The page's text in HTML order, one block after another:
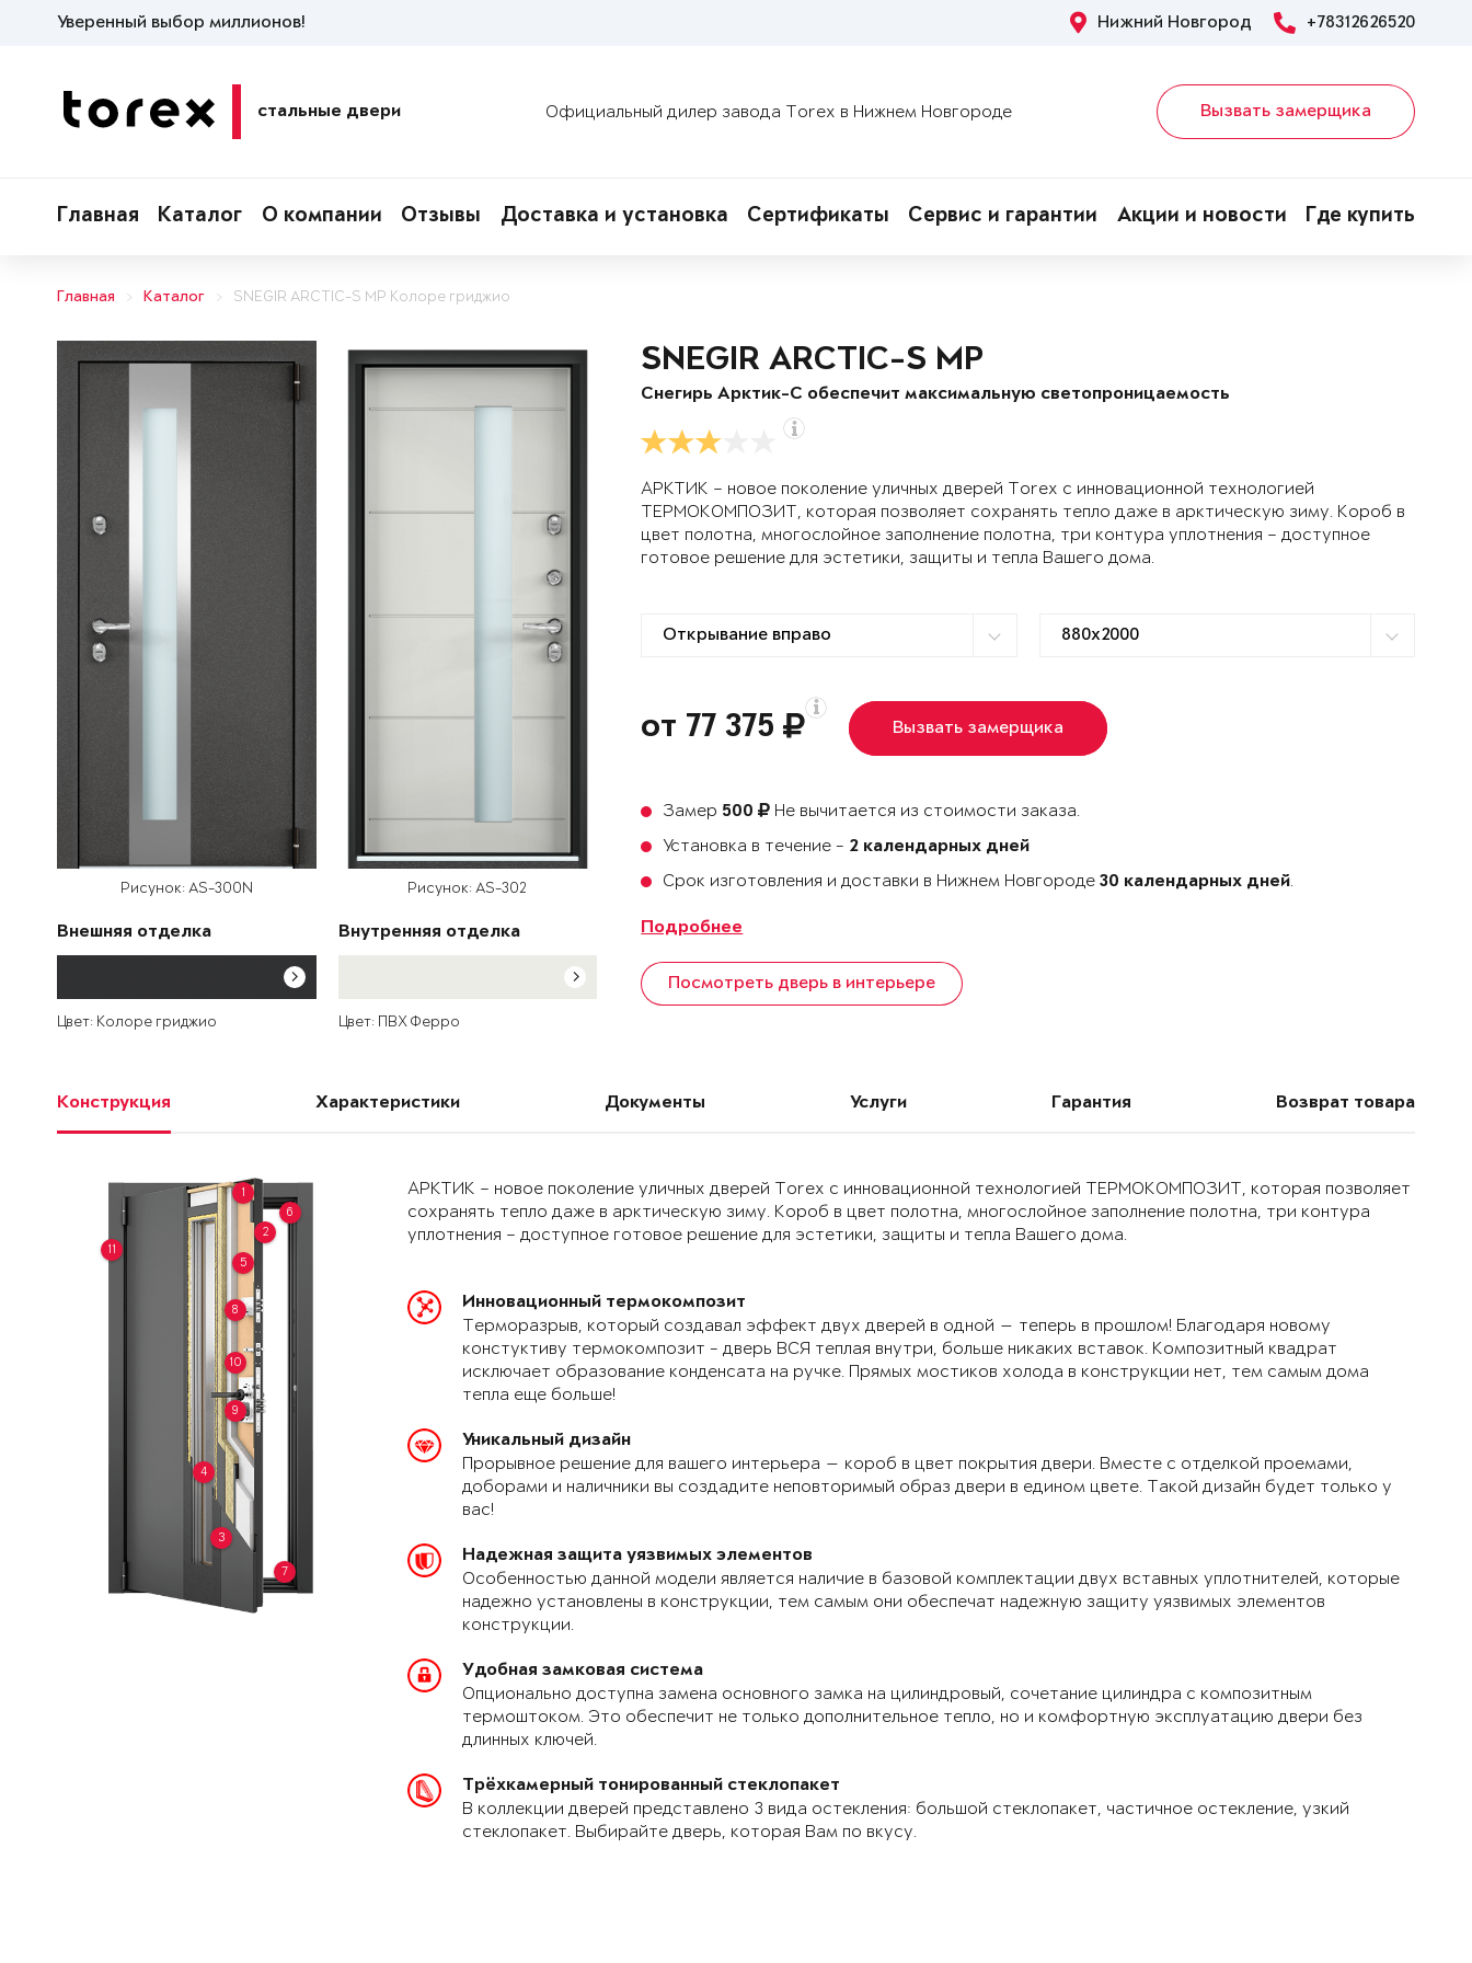
Уверенный выбор миллионов! Нижний Новгород +78312626520
стальные двери Официальный дилер завода Torex в Нижнем Новгороде Вызвать замерщика
Главная Каталог О компании Отзывы Доставка и установка Сертификаты Сервис и гарантии Акции и новости Где купить
Главная Каталог SNEGIR ARCTIC-S MP Колоре гриджио
Рисунок: AS-300N
Внешняя отделка
Цвет: Колоре гриджио
Рисунок: AS-302
Внутренняя отделка
Цвет: ПВХ Ферро
SNEGIR ARCTIC-S MP
Снегирь Арктик-С обеспечит максимальную светопроницаемость
АРКТИК – новое поколение уличных дверей Torex с инновационной технологией
ТЕРМОКОМПОЗИТ, которая позволяет сохранять тепло даже в арктическую зиму. Короб в
цвет полотна, многослойное заполнение полотна, три контура уплотнения – доступное
готовое решение для эстетики, защиты и тепла Вашего дома.
от 77 375 Вызвать замерщика
Замер 500
Не вычитается из стоимости заказа.
Установка в течение - 2 календарных дней
Срок изготовления и доставки в Нижнем Новгороде30 календарных дней.
Подробнее
Посмотреть дверь в интерьере
Конструкция Характеристики Документы Услуги Гарантия Возврат товара
1
2
3
4
5
6
7
8
9
10
11
АРКТИК – новое поколение уличных дверей Torex с инновационной технологией ТЕРМОКОМПОЗИТ, которая позволяет
сохранять тепло даже в арктическую зиму. Короб в цвет полотна, многослойное заполнение полотна, три контура
уплотнения – доступное готовое решение для эстетики, защиты и тепла Вашего дома.
Инновационный термокомпозит
Терморазрыв, который создавал эффект двух дверей в одной — теперь в прошлом! Благодаря новому
констуктиву термокомпозит - дверь ВСЯ теплая внутри, больше никаких вставок. Композитный квадрат
исключает образование конденсата на ручке. Прямых мостиков холода в конструкции нет, тем самым дома
тепла еще больше!
Уникальный дизайн
Прорывное решение для вашего интерьера — короб в цвет покрытия двери. Вместе с отделкой проемами,
доборами и наличники вы создадите неповторимый образ двери в едином цвете. Такой дизайн будет только у
вас!
Надежная защита уязвимых элементов
Особенностью данной модели является наличие в базовой комплектации двух вставных уплотнителей, которые
надежно установлены в конструкции, тем самым они обеспечат надежную защиту уязвимых элементов
конструкции.
Удобная замковая система
Опционально доступна замена основного замка на цилиндровый, сочетание цилиндра с композитным
термоштоком. Это обеспечит не только дополнительное тепло, но и комфортную эксплуатацию двери без
длинных ключей.
Трёхкамерный тонированный стеклопакет
В коллекции дверей представлено 3 вида остекления: большой стеклопакет, частичное остекление, узкий
стеклопакет. Выбирайте дверь, которая Вам по вкусу.